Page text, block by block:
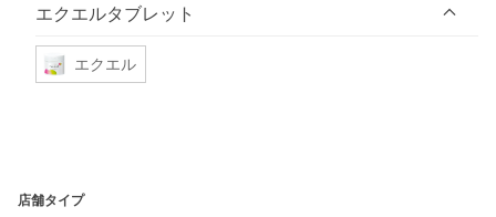
エクエルタブレット
エクエル
店舗タイプ